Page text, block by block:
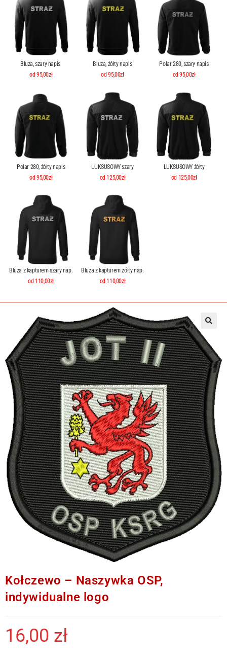
Bluza, szary napis
od 95,00zł
Bluza, żółty napis
od 95,00zł
Polar 280, szary napis
od 95,00zł
Polar 280, żółty napis
od 95,00zł
LUKSUSOWY szary
od 125,00zł
LUKSUSOWY żółty
od 125,00zł
Bluza z kapturem szary nap.
od 110,00zł
Bluza z kapturem żółty nap.
od 110,00zł
Kołczewo – Naszywka OSP,
indywidualne logo
16,00 zł